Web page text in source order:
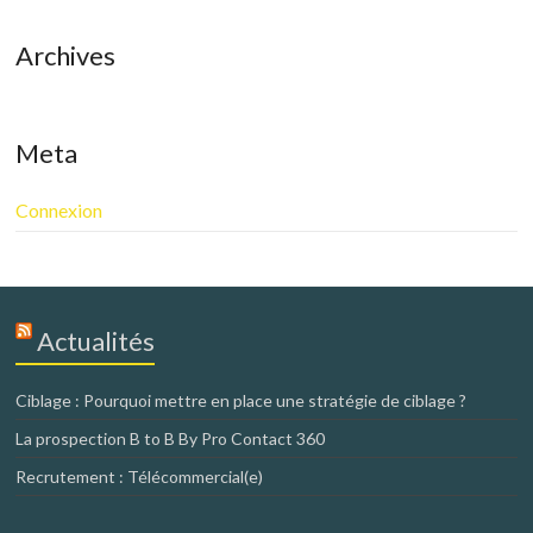
Archives
Meta
Connexion
Actualités
Ciblage : Pourquoi mettre en place une stratégie de ciblage ?
La prospection B to B By Pro Contact 360
Recrutement : Télécommercial(e)